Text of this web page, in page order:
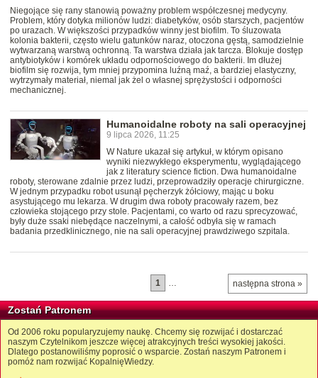
Niegojące się rany stanowią poważny problem współczesnej medycyny.
Problem, który dotyka milionów ludzi: diabetyków, osób starszych, pacjentów
po urazach. W większości przypadków winny jest biofilm. To śluzowata
kolonia bakterii, często wielu gatunków naraz, otoczona gęstą, samodzielnie
wytwarzaną warstwą ochronną. Ta warstwa działa jak tarcza. Blokuje dostęp
antybiotyków i komórek układu odpornościowego do bakterii. Im dłużej
biofilm się rozwija, tym mniej przypomina luźną maź, a bardziej elastyczny,
wytrzymały materiał, niemal jak żel o własnej sprężystości i odporności
mechanicznej.
Humanoidalne roboty na sali operacyjnej
9 lipca 2026, 11:25
W Nature ukazał się artykuł, w którym opisano
wyniki niezwykłego eksperymentu, wyglądającego
jak z literatury science fiction. Dwa humanoidalne
roboty, sterowane zdalnie przez ludzi, przeprowadziły operacje chirurgiczne.
W jednym przypadku robot usunął pęcherzyk żółciowy, mając u boku
asystującego mu lekarza. W drugim dwa roboty pracowały razem, bez
człowieka stojącego przy stole. Pacjentami, co warto od razu sprecyzować,
były duże ssaki niebędące naczelnymi, a całość odbyła się w ramach
badania przedklinicznego, nie na sali operacyjnej prawdziwego szpitala.
następna strona »
1 …
Zostań Patronem
Od 2006 roku popularyzujemy naukę. Chcemy się rozwijać i dostarczać
naszym Czytelnikom jeszcze więcej atrakcyjnych treści wysokiej jakości.
Dlatego postanowiliśmy poprosić o wsparcie. Zostań naszym Patronem i
pomóż nam rozwijać KopalnięWiedzy.